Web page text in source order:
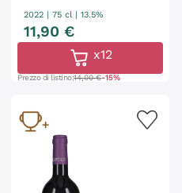
2022 75 cl | 13.5%
11,90 €
Prezzo di listino:14,00 €-15%
x12